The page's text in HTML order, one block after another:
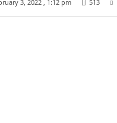
3, 2022 , 1:12 pm 513